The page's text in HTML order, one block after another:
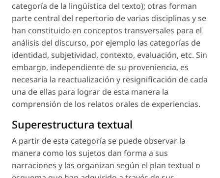
categoría de la lingüística del texto); otras forman
parte central del repertorio de varias disciplinas y se
han constituido en conceptos transversales para el
análisis del discurso, por ejemplo las categorías de
identidad, subjetividad, contexto, evaluación, etc. Sin
embargo, independiente de su proveniencia, es
necesaria la reactualización y resignificación de cada
una de ellas para lograr de esta manera la
comprensión de los relatos orales de experiencias.
Superestructura textual
A partir de esta categoría se puede observar la
manera como los sujetos dan forma a sus
narraciones y las organizan según el plan textual o